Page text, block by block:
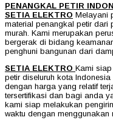
PENANGKAL PETIR
SETIA ELEKTRO Melayani
material penangkal petir dari
murah. Kami merupakan
bergerak di bidang
penghuni bangunan dari
SETIA ELEKTRO Kami
petir diseluruh kota
dengan harga yang relatif
tersertifikasi dan bagi anda
kami siap melakukan
waktu dengan menggunakan